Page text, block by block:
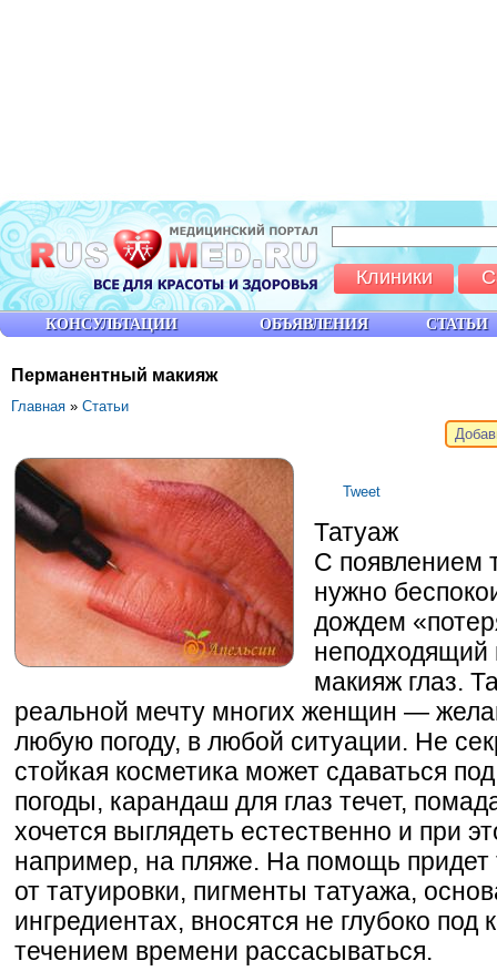
Перманентный макияж
Главная » Статьи
Tweet
Татуаж
С появлением
нужно
дождем
макияж глаз.
реальной мечту многих женщин —
любую погоду, в любой ситуации. Не
стойкая косметика может сдаваться
погоды, карандаш для глаз течет,
хочется выглядеть естественно и при
например, на пляже. На помощь придет
от татуировки, пигменты татуажа,
ингредиентах, вносятся не глубоко под
течением времени рассасываться.
КОНСУЛЬТАЦИИ ОБЪЯВЛЕНИЯ СТАТЬИ
Клиники